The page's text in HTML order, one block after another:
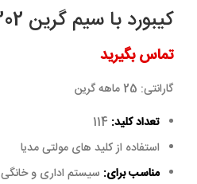
کیبورد با سیم گرین Green GK-302
تماس بگیرید
گارانتی: 25 ماهه گرین
تعداد کلید:
استفاده از کلید های مولتی مدیا
مناسب برای: سیستم اداری و خانگی